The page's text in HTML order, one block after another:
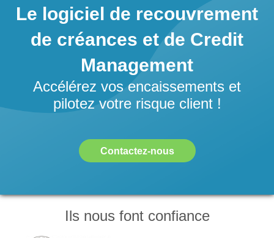
Le logiciel de recouvrement
de créances et de Credit
Management
Accélérez vos encaissements et
pilotez votre risque client !
Contactez-nous
Ils nous font confiance